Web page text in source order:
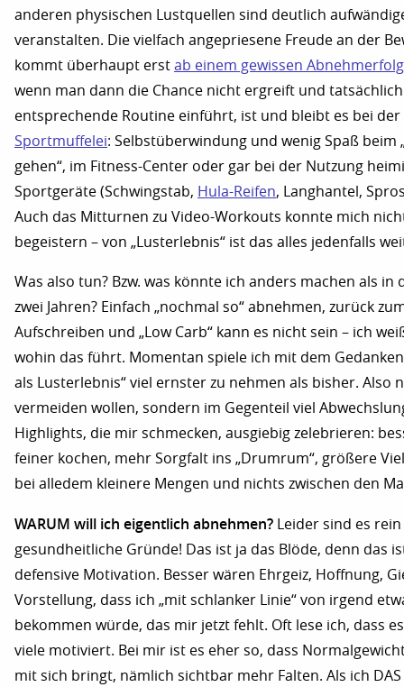
anderen physischen Lustquellen sind deutlich
veranstalten. Die vielfach angepriesene Freude an der
kommt überhaupt erst ab einem gewissen Abnehmerfolg
wenn man dann die Chance nicht ergreift und
entsprechende Routine einführt, ist und bleibt es bei der
Sportmuffelei: Selbstüberwindung und wenig Spaß beim
gehen“, im Fitness-Center oder gar bei der Nutzung
Sportgeräte (Schwingstab, Hula-Reifen, Langhantel,
Auch das Mitturnen zu Video-Workouts konnte mich
begeistern – von „Lusterlebnis“ ist das alles jedenfalls
Was also tun? Bzw. was könnte ich anders machen als in
zwei Jahren? Einfach „nochmal so“ abnehmen, zurück
Aufschreiben und „Low Carb“ kann es nicht sein – ich
wohin das führt. Momentan spiele ich mit dem
als Lusterlebnis“ viel ernster zu nehmen als bisher. Also
vermeiden wollen, sondern im Gegenteil viel
Highlights, die mir schmecken, ausgiebig zelebrieren:
feiner kochen, mehr Sorgfalt ins „Drumrum“, größere
bei alledem kleinere Mengen und nichts zwischen den
WARUM will ich eigentlich abnehmen? Leider sind es rein
gesundheitliche Gründe! Das ist ja das Blöde, denn das
defensive Motivation. Besser wären Ehrgeiz, Hoffnung,
Vorstellung, dass ich „mit schlanker Linie“ von irgend
bekommen würde, das mir jetzt fehlt. Oft lese ich, dass
viele motiviert. Bei mir ist es eher so, dass
mit sich bringt, nämlich sichtbar mehr Falten. Als ich